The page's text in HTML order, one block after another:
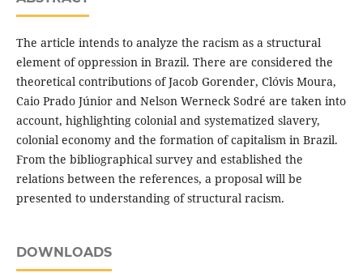
The article intends to analyze the racism as a structural
element of oppression in Brazil. There are considered the
theoretical contributions of Jacob Gorender, Clóvis Moura,
Caio Prado Júnior and Nelson Werneck Sodré are taken into
account, highlighting colonial and systematized slavery,
colonial economy and the formation of capitalism in Brazil.
From the bibliographical survey and established the
relations between the references, a proposal will be
presented to understanding of structural racism.
DOWNLOADS